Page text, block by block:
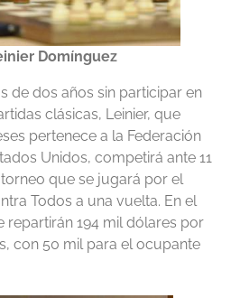
Domínguez
de dos años sin participar en
clásicas, Leinier, que
pertenece a la Federación
Unidos, competirá ante 11
que se jugará por el
Todos a una vuelta. En el
repartirán 194 mil dólares por
con 50 mil para el ocupante